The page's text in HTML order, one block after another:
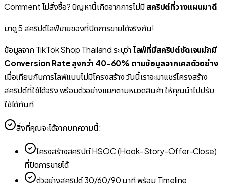
Comment ไม่สั่งซื้อ? ปัญหานี้เกิดจากการไม่มีสคริปต์ที่วางแผนมาดี
มาดู 5 สคริปต์ไลฟ์ขายของที่ปิดการขายได้จริงกัน!
ข้อมูลจาก TikTok Shop Thailand ระบุว่าไลฟ์ที่มีสคริปต์ชัดเจนมักมี
Conversion Rate สูงกว่า 40-60% ตามข้อมูลจากเคสตัวอย่าง
เมื่อเทียบกับการไลฟ์แบบไม่มีโครงสร้าง วันนี้เราจะมาแชร์โครงสร้าง
สคริปต์ที่ใช้ได้จริง พร้อมตัวอย่างแยกตามหมวดสินค้า ให้คุณนำไปปรับ
ใช้ได้ทันที
สิ่งที่คุณจะได้จากบทความนี้:
โครงสร้างสคริปต์ HSOC (Hook-Story-Offer-Close)
ที่ปิดการขายได้
ตัวอย่างสคริปต์ 30/60/90 นาที พร้อม Timeline